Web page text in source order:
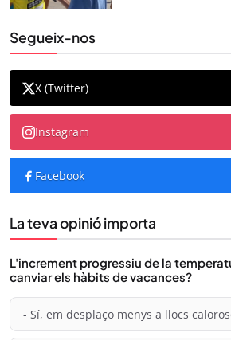
Segueix-nos
X (Twitter)
Instagram
Facebook
La teva opinió importa
L'increment progressiu de la
canviar els hàbits de vacances?
- Sí, em desplaço menys a llocs